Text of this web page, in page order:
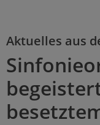
Aktuelles aus